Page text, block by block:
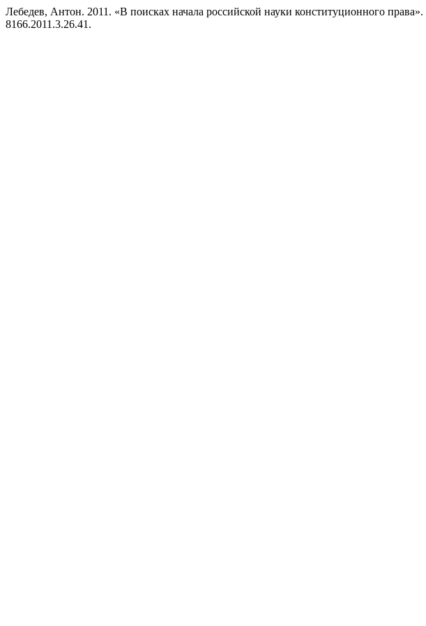
Лебедев, Антон. 2011. «В поисках начала российской науки конституционного права».
8166.2011.3.26.41.